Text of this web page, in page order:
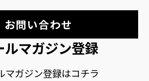
お問い合わせ
ルマガジン登録
マガジン登録はコチラ